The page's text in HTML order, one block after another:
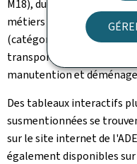
M18), du secteur
métiers du second œuvre
(catégorie K19), des
transport routier (N41) et
manutention et
Des tableaux interactifs
susmentionnées se
sur le site internet de
également disponibles